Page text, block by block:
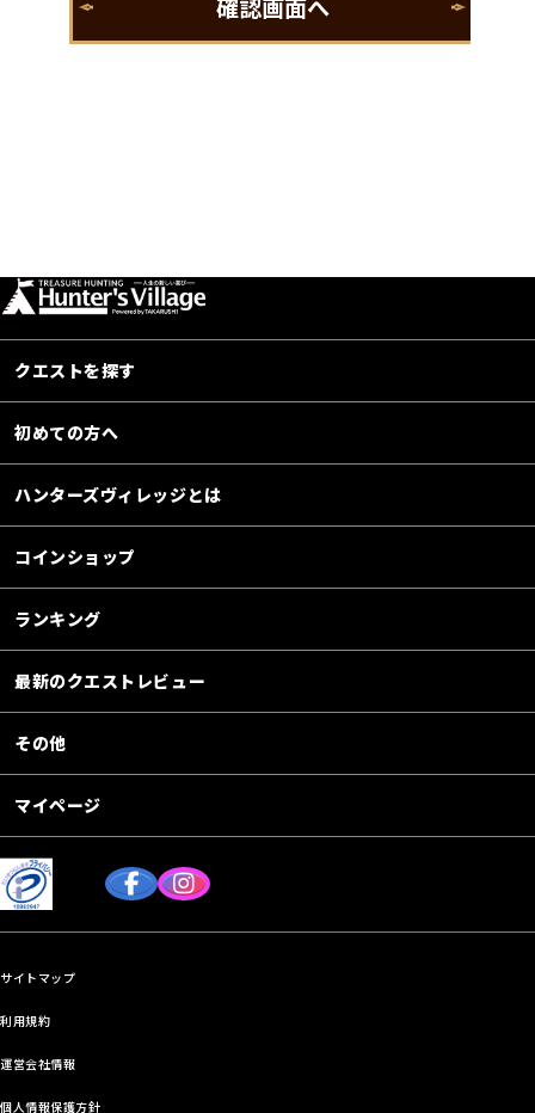
クエストを探す
初めての方へ
ハンターズヴィレッジとは
コインショップ
ランキング
最新のクエストレビュー
その他
マイページ
サイトマップ
利用規約
運営会社情報
個人情報保護方針